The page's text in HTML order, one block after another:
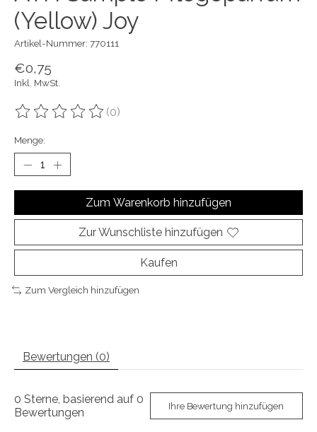
(Yellow) Joy
Artikel-Nummer: 770111
€0,75
Inkl. MwSt.
Die Bewertung dieses Produkts ist
(0)
Menge:
Zum Warenkorb hinzufügen
Zur Wunschliste hinzufügen
Kaufen
Zum Vergleich hinzufügen
Bewertungen (0)
0 Sterne, basierend auf 0
Bewertungen
Ihre Bewertung hinzufügen